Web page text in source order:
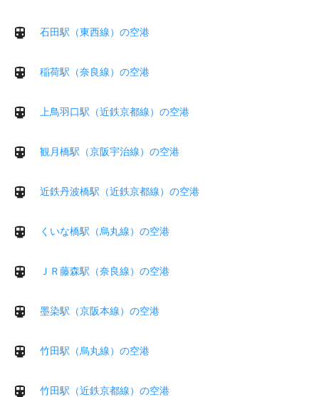
石田駅（東西線）の空港
稲荷駅（奈良線）の空港
上鳥羽口駅（近鉄京都線）の空港
観月橋駅（京阪宇治線）の空港
近鉄丹波橋駅（近鉄京都線）の空港
くいな橋駅（烏丸線）の空港
ＪＲ藤森駅（奈良線）の空港
墨染駅（京阪本線）の空港
竹田駅（烏丸線）の空港
竹田駅（近鉄京都線）の空港